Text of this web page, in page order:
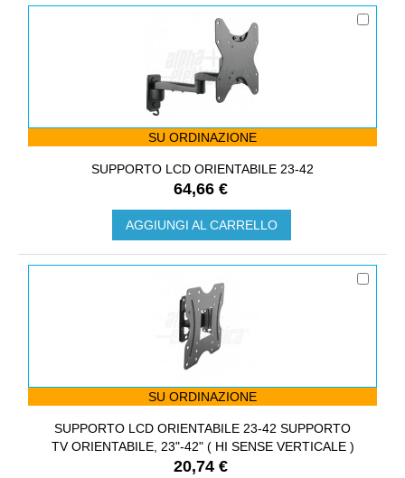
SU ORDINAZIONE
SUPPORTO LCD ORIENTABILE 23-42
64,66 €
AGGIUNGI AL CARRELLO
SU ORDINAZIONE
SUPPORTO LCD ORIENTABILE 23-42 SUPPORTO
TV ORIENTABILE, 23"-42" ( HI SENSE VERTICALE )
20,74 €